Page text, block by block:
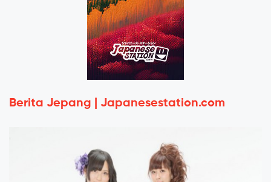
Berita Jepang | Japanesestation.com